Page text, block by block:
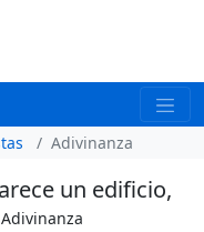
Adivinanza
un edificio,
Adivinanza